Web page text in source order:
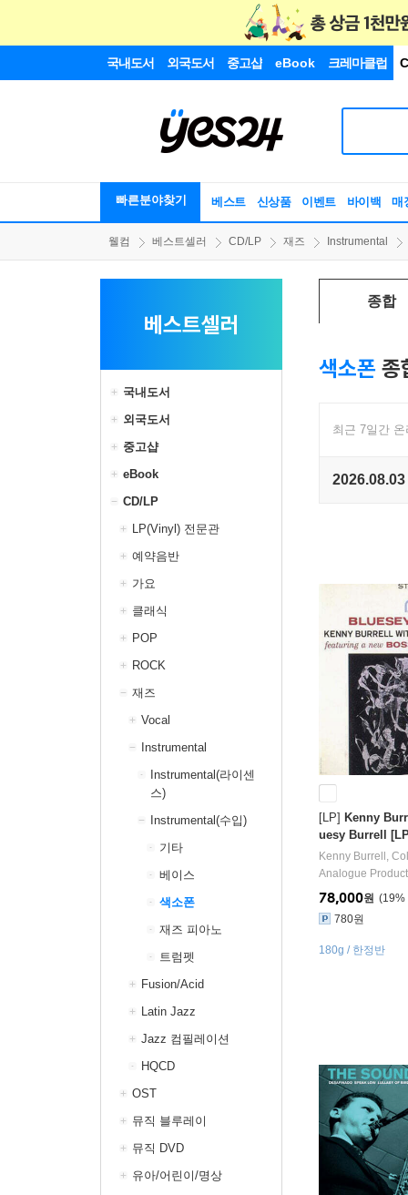
국내도서 외국도서 중고샵 eBook 크레마클럽
빠른분야찾기 베스트 신상품 이벤트 바이백 매
웰컴 베스트셀러 CD/LP 재즈 Instrumental
베스트셀러
국내도서
외국도서
중고샵
eBook
CD/LP
LP(Vinyl) 전문관
예약음반
가요
클래식
POP
ROCK
재즈
Vocal
Instrumental
Instrumental(라이센
스)
Instrumental(수입)
기타
베이스
색소폰
재즈 피아노
트럼펫
Fusion/Acid
Latin Jazz
Jazz 컴필레이션
HQCD
OST
뮤직 블루레이
뮤직 DVD
유아/어린이/명상
종합
색소폰 종
최근 7일간
[LP] Kenny
uesy Burrell
Kenny Burrell ,
Analogue
19%
78,000원
780원
180g / 한정반